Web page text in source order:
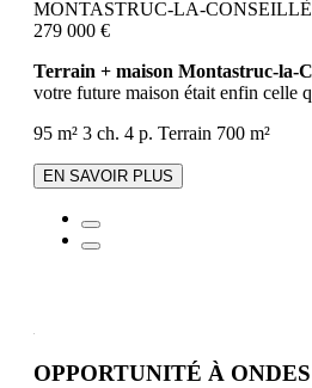
MONTASTRUC-LA-
279 000 €
Terrain + maison Montastruc-la-
votre future maison était enfin celle
95 m² 3 ch. 4 p. Terrain 700 m²
EN SAVOIR PLUS
OPPORTUNITÉ À